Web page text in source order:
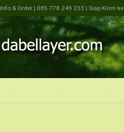
Info & Order | 085 778 249 233 | Siap Kirim